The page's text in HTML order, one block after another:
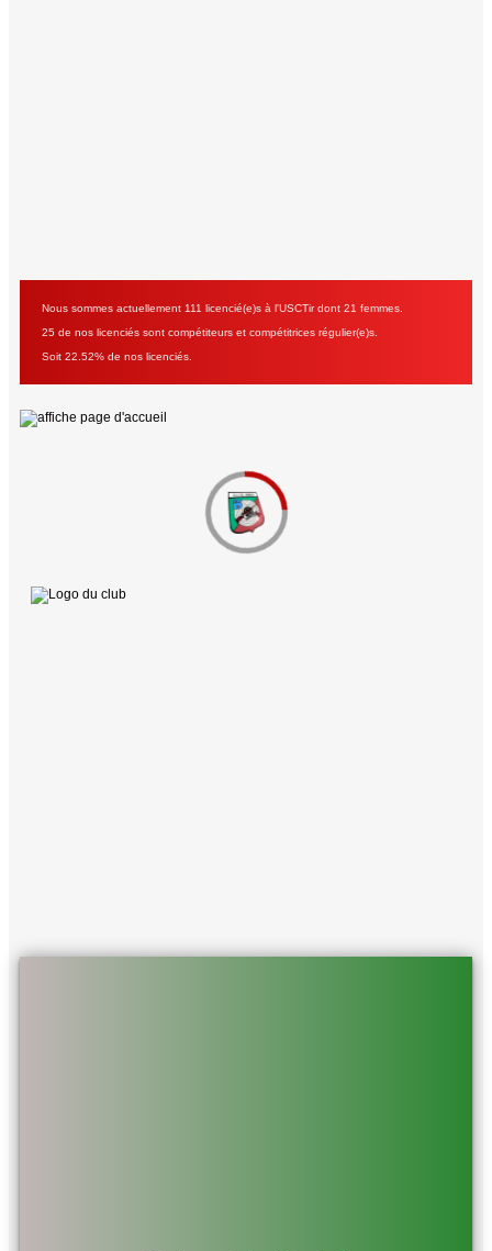
Nous sommes actuellement 111 licencié(e)s à l'USCTir dont 21 femmes.
25 de nos licenciés sont compétiteurs et compétitrices régulier(e)s.
Soit 22.52% de nos licenciés.